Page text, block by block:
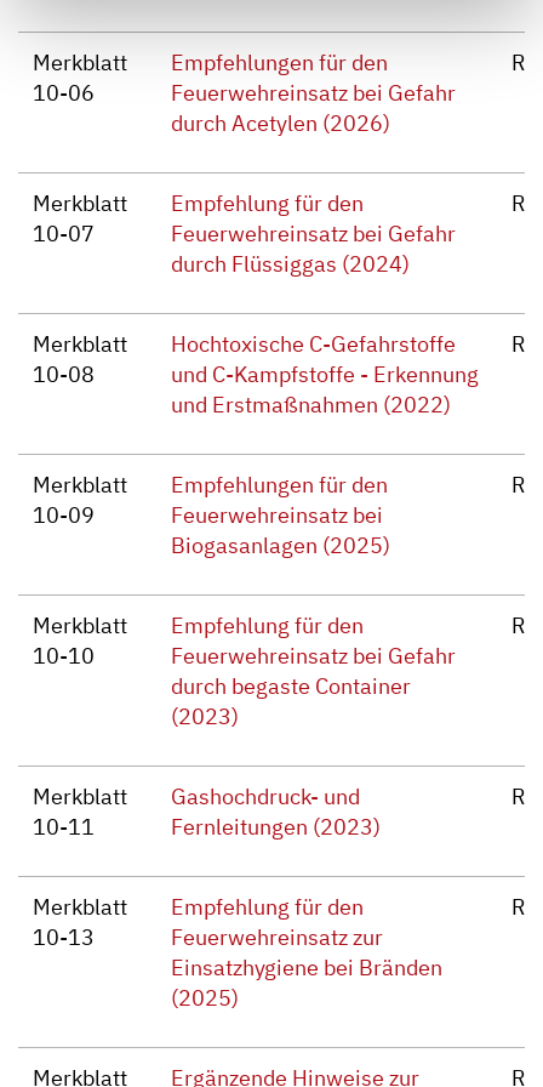
Merkblatt
10-06
Empfehlungen für den
Feuerwehreinsatz bei Gefahr
durch Acetylen (2026)
Merkblatt
10-07
Empfehlung für den
Feuerwehreinsatz bei Gefahr
durch Flüssiggas (2024)
Merkblatt
10-08
Hochtoxische C-Gefahrstoffe
und C-Kampfstoffe - Erkennung
und Erstmaßnahmen (2022)
Merkblatt
10-09
Empfehlungen für den
Feuerwehreinsatz bei
Biogasanlagen (2025)
Merkblatt
10-10
Empfehlung für den
Feuerwehreinsatz bei Gefahr
durch begaste Container
(2023)
Merkblatt
10-11
Gashochdruck- und
Fernleitungen (2023)
Merkblatt
10-13
Empfehlung für den
Feuerwehreinsatz zur
Einsatzhygiene bei Bränden
(2025)
Merkblatt Ergänzende Hinweise zur